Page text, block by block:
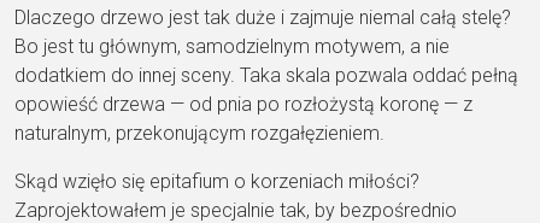
Dlaczego drzewo jest tak duże i zajmuje niemal całą stelę?
Bo jest tu głównym, samodzielnym motywem, a nie
dodatkiem do innej sceny. Taka skala pozwala oddać pełną
opowieść drzewa — od pnia po rozłożystą koronę — z
naturalnym, przekonującym rozgałęzieniem.
Skąd wzięło się epitafium o korzeniach miłości?
Zaprojektowałem je specjalnie tak, by bezpośrednio